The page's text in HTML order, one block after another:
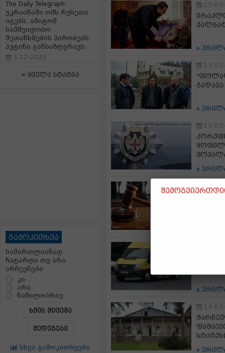
The Daily Telegraph:
უკრაინაში ომს რუსეთი
იგებს, ამიტომ
სამშვიდობო
შეთანხმების პირობებს
პუტინი განსაზღვრავს
3-12-2025
ყველა სტატია
გამოკითხვა
სამართლიანად
ჩატარდა თუ არა
არჩევნები
კი
არა
ნაწილობრივ
ხმის მიცემა
შედეგები
სხვა გამოკითხვები
15-
15-
გადავა
15-
15-
14-